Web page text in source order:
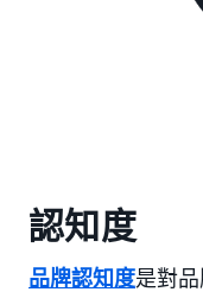
認知度
品牌認知度是對